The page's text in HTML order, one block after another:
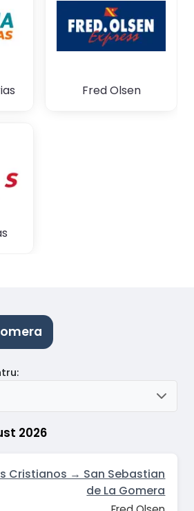
Fred Olsen
2026
:
Cristianos → San Sebastian
de La Gomera